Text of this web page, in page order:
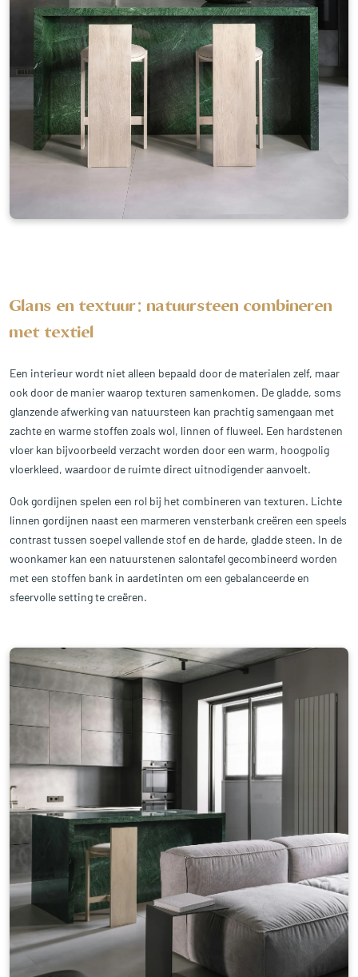
Glans en textuur: natuursteen combineren
met textiel
Een interieur wordt niet alleen bepaald door de materialen zelf, maar
ook door de manier waarop texturen samenkomen. De gladde, soms
glanzende afwerking van natuursteen kan prachtig samengaan met
zachte en warme stoffen zoals wol, linnen of fluweel. Een hardstenen
vloer kan bijvoorbeeld verzacht worden door een warm, hoogpolig
vloerkleed, waardoor de ruimte direct uitnodigender aanvoelt.
Ook gordijnen spelen een rol bij het combineren van texturen. Lichte
linnen gordijnen naast een marmeren vensterbank creëren een speels
contrast tussen soepel vallende stof en de harde, gladde steen. In de
woonkamer kan een natuurstenen salontafel gecombineerd worden
met een stoffen bank in aardetinten om een gebalanceerde en
sfeervolle setting te creëren.